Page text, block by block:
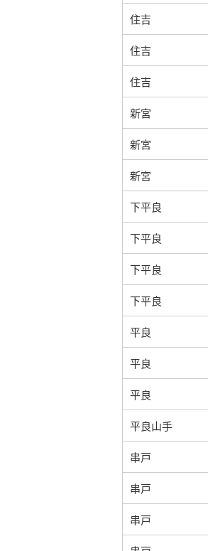
住吉
住吉
住吉
新宮
新宮
新宮
下平良
下平良
下平良
下平良
平良
平良
平良
平良山手
串戸
串戸
串戸